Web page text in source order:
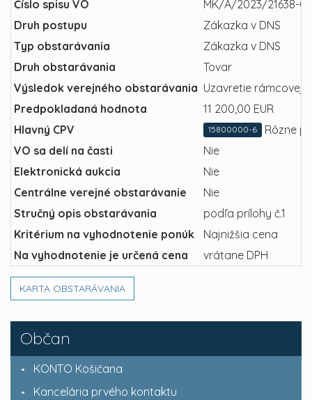
Občan
KONTO Košičana
Kancelária prvého kontaktu
Číslo spisu VO
MK/A/2023/21638-
Druh postupu
Zákazka v DNS
Typ obstarávania
Zákazka v DNS
Druh obstarávania
Tovar
Výsledok verejného obstarávania Uzavretie rámcovej
Predpokladaná hodnota
11 200,00 EUR
Hlavný CPV
15800000-6
Rôzne
VO sa delí na časti
Nie
Elektronická aukcia
Nie
Centrálne verejné obstarávanie
Nie
Stručný opis obstarávania
podľa prílohy č.1
Kritérium na vyhodnotenie ponúk
Najnižšia cena
Na vyhodnotenie je určená cena
vrátane DPH
KARTA OBSTARÁVANIA